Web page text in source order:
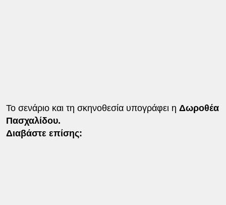
Το σενάριο και τη σκηνοθεσία υπογράφει η Δωροθέα
Πασχαλίδου.
Διαβάστε επίσης: